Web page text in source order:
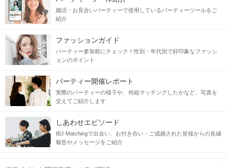
ハリネズミを愛でながら恋活も♡
スタッフが進行するので安心して出会える
連絡先交換はいつでもご自由にどうぞ！
婚活・お見合いパーティーで使用しているパーティーツールをご
紹介
ファッションガイド
パーティー参加前にチェック！性別・年代別で好印象なファッシ
ョンのポイント
パーティー開催レポート
実際のパーティーの様子や、何組マッチングしたかなど、写真を
交えてご紹介します
しあわせエピソード
IBJ Matchingで出会い、お付き合い・ご成婚された皆様からの良縁
報告やメッセージをご紹介